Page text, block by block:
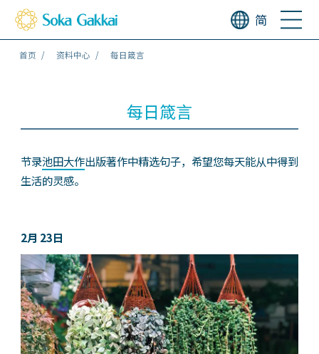
简
首页 资料中心 每日箴言
每日箴言
节录池田大作出版著作中精选句子，希望您每天能从中得到
生活的灵感。
2月 23日